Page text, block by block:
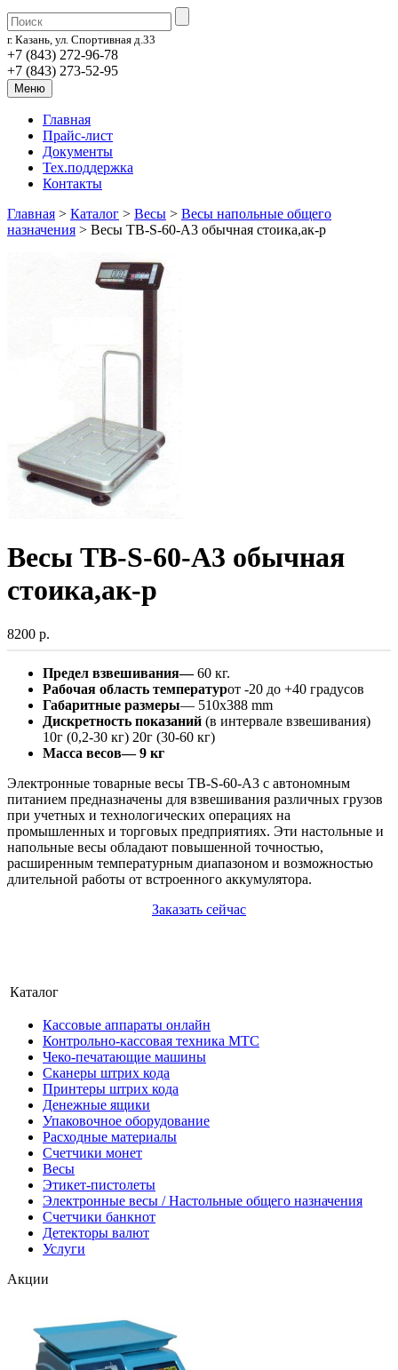
г. Казань, ул. Спортивная д.33
+7 (843) 272-96-78
+7 (843) 273-52-95
Меню
Главная
Прайс-лист
Документы
Тех.поддержка
Контакты
Главная > Каталог > Весы > Весы напольные общего
назначения > Весы ТВ-S-60-А3 обычная стоика,ак-р
Весы ТВ-S-60-А3 обычная
стоика,ак-р
8200 р.
Предел взвешивания—60 кг.
Рабочая область температурот -20 до +40 градусов
Габаритные размеры— 510х388 mm
Дискретность показаний (в интервале взвешивания)
10г (0,2-30 кг) 20г (30-60 кг)
Масса весов— 9 кг
Электронные товарные весы ТВ-S-60-А3 c автономным
питанием предназначены для взвешивания различных грузов
при учетных и технологических операциях на
промышленных и торговых предприятиях. Эти настольные и
напольные весы обладают повышенной точностью,
расширенным температурным диапазоном и возможностью
длительной работы от встроенного аккумулятора.
Заказать сейчас
Каталог
Кассовые аппараты онлайн
Контрольно-кассовая техника МТС
Чеко-печатающие машины
Сканеры штрих кода
Принтеры штрих кода
Денежные ящики
Упаковочное оборудование
Расходные материалы
Счетчики монет
Весы
Этикет-пистолеты
Электронные весы / Настольные общего назначения
Счетчики банкнот
Детекторы валют
Услуги
Акции